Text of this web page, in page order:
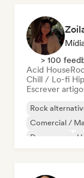
> 100
Acid House
Chill / Lo-fi
Escrever
Rock
Comercial /
Dream pop